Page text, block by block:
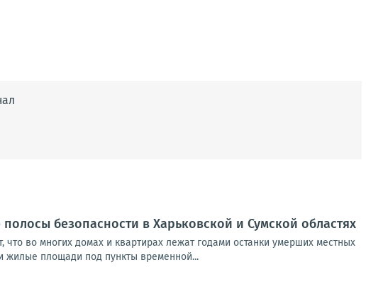
безопасности в Харьковской и Сумской областях
во многих домах и квартирах лежат годами останки умерших местных
жилые площади под пункты временной...